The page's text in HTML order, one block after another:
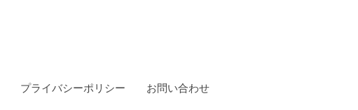
プライバシーポリシー お問い合わせ